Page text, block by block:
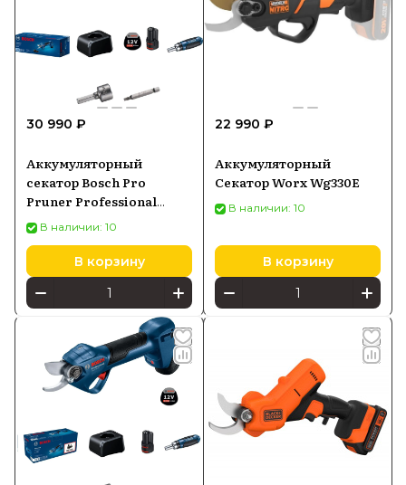
30 990 ₽
Аккумуляторный
секатор Bosch Pro
Pruner Professional
06019K1021
В наличии: 10
В корзину
22 990 ₽
Аккумуляторный
Секатор Worx Wg330E
В наличии: 10
В корзину